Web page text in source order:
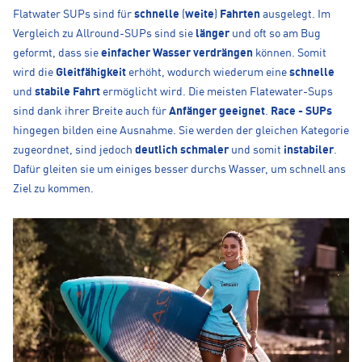
Flatwater SUPs sind für schnelle (weite) Fahrten ausgelegt. Im
Vergleich zu Allround-SUPs sind sie längerund oft so am Bug
geformt, dass sie einfacher Wasser verdrängen können. Somit
wird die Gleitfähigkeit erhöht, wodurch wiederum eine schnelle
und stabile Fahrt ermöglicht wird. Die meisten Flatewater-Sups
sind dank ihrer Breite auch für Anfänger geeignet. Race - SUPs
hingegen bilden eine Ausnahme. Sie werden der gleichen Kategorie
zugeordnet, sind jedoch deutlich schmalerund somit instabiler.
Dafür gleiten sie um einiges besser durchs Wasser, um schnell ans
Ziel zu kommen.